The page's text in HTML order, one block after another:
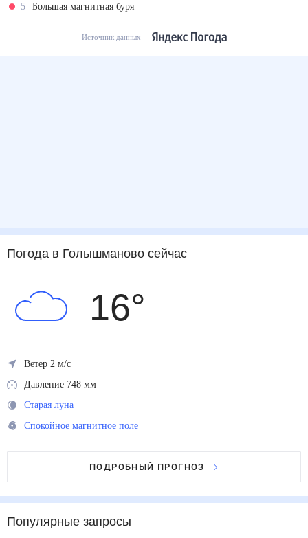
5
Большая магнитная буря
Источник данных
Погода в Голышмановосейчас
16°
Ветер 2 м/с
Давление 748 мм
Старая луна
Спокойное магнитное поле
ПОДРОБНЫЙ ПРОГНОЗ
Популярные запросы